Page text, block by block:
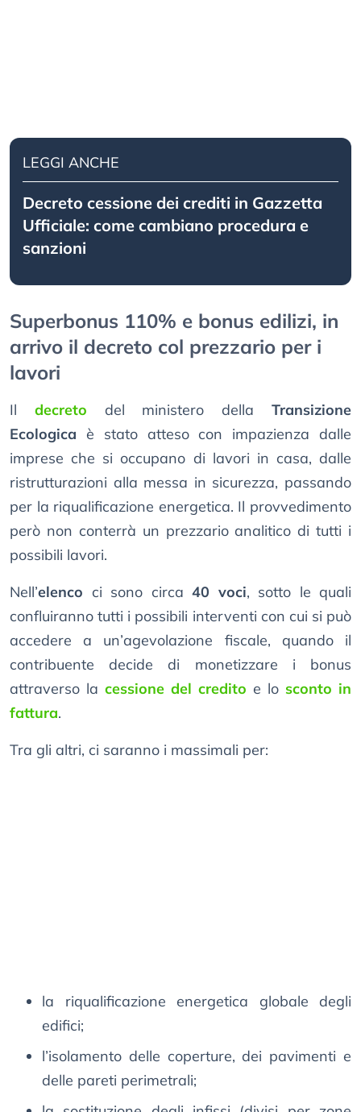
LEGGI ANCHE
Decreto cessione dei crediti in Gazzetta
Ufficiale: come cambiano procedura e
sanzioni
Superbonus 110% e bonus edilizi, in
arrivo il decreto col prezzario per i
lavori
Il decreto del ministero dellaTransizione
Ecologica è stato atteso con impazienza dalle
imprese che si occupano di lavori in casa, dalle
ristrutturazioni alla messa in sicurezza, passando
per la riqualificazione energetica. Il provvedimento
però non conterrà un prezzario analitico di tutti i
possibili lavori.
Nell’elenco ci sono circa 40 voci, sotto le quali
confluiranno tutti i possibili interventi con cui si può
accedere a un’agevolazione fiscale, quando il
contribuente decide di monetizzare i bonus
attraverso la cessione del credito e lo sconto in
fattura.
Tra gli altri, ci saranno i massimali per:
la riqualificazione energetica globale degli
edifici;
l’isolamento delle coperture, dei pavimenti e
delle pareti perimetrali;